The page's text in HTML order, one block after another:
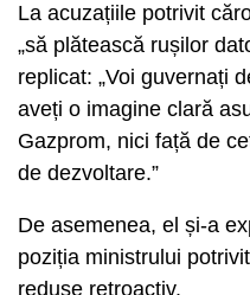
La acuzațiile potrivit
„să plătească rușilor
replicat: „Voi guvernați
aveți o imagine clară
Gazprom, nici față de
de dezvoltare.”
De asemenea, el și-a
poziția ministrului
reduse retroactiv.